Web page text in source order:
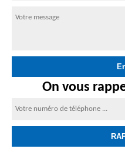
On vous